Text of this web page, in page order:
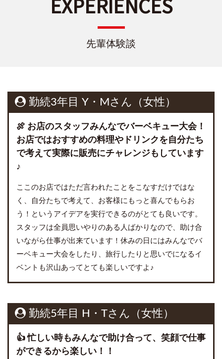
EXPERIENCES
先輩体験談
勤続3年目 Y・Mさん（女性）
🍖 お店のスタッフみんなでバーベキュー大会！
お店ではおすすめの料理やドリンクを自分たち
で考えて実際に販売にチャレンジもしています
♪
ここのお店ではただ言われたことをこなすだけではな
く、自分たちで考えて、お客様にもっと喜んでもらお
う！というアイデアを実行できるのがとても良いです。
スタッフは全員思いやりのある人ばかりなので、助け合
いながら仕事が出来ています！休みの日にはみんなでバ
ーベキュー大会をしたり、旅行したりと思いでになるイ
ベントも沢山あってとても楽しいですよ♪
勤続5年目 H・Tさん（女性）
👍 忙しい時もみんなで助け合って、笑顔で仕事
ができるから楽しい！！